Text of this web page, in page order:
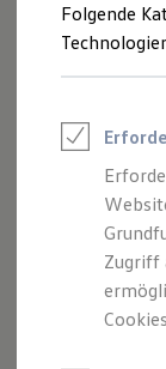
Leasing
Folgende
Zugriff